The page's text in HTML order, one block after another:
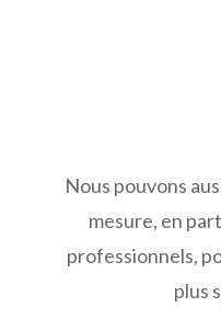
Nous pouvons
mesure, en
professionnels,
plus